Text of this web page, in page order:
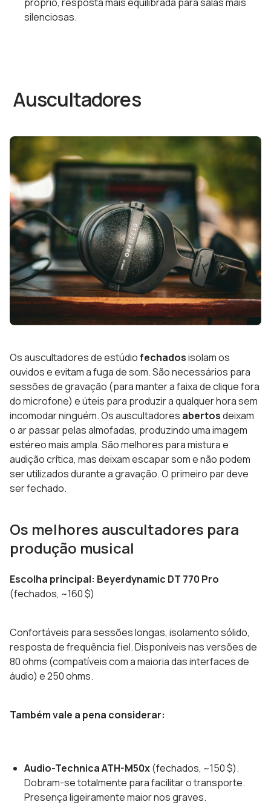
silenciosas.
Auscultadores
Os auscultadores de estúdiofechadosisolam os
ouvidos e evitam a fuga de som. São necessários para
sessões de gravação (para manter a faixa de clique fora
do microfone) e úteis para produzir a qualquer hora sem
incomodar ninguém. Os auscultadores abertosdeixam
o ar passar pelas almofadas, produzindo uma imagem
estéreo mais ampla. São melhores para mistura e
audição crítica, mas deixam escapar som e não podem
ser utilizados durante a gravação. O primeiro par deve
ser fechado.
Os melhores auscultadores para
produção musical
Escolha principal: Beyerdynamic DT 770 Pro
(fechados, ~160 $)
Confortáveis para sessões longas, isolamento sólido,
resposta de frequência fiel. Disponíveis nas versões de
80 ohms (compatíveis com a maioria das interfaces de
áudio) e 250 ohms.
Também vale a pena considerar:
Audio-Technica ATH-M50x(fechados, ~150 $).
Dobram-se totalmente para facilitar o transporte.
Presença ligeiramente maior nos graves.